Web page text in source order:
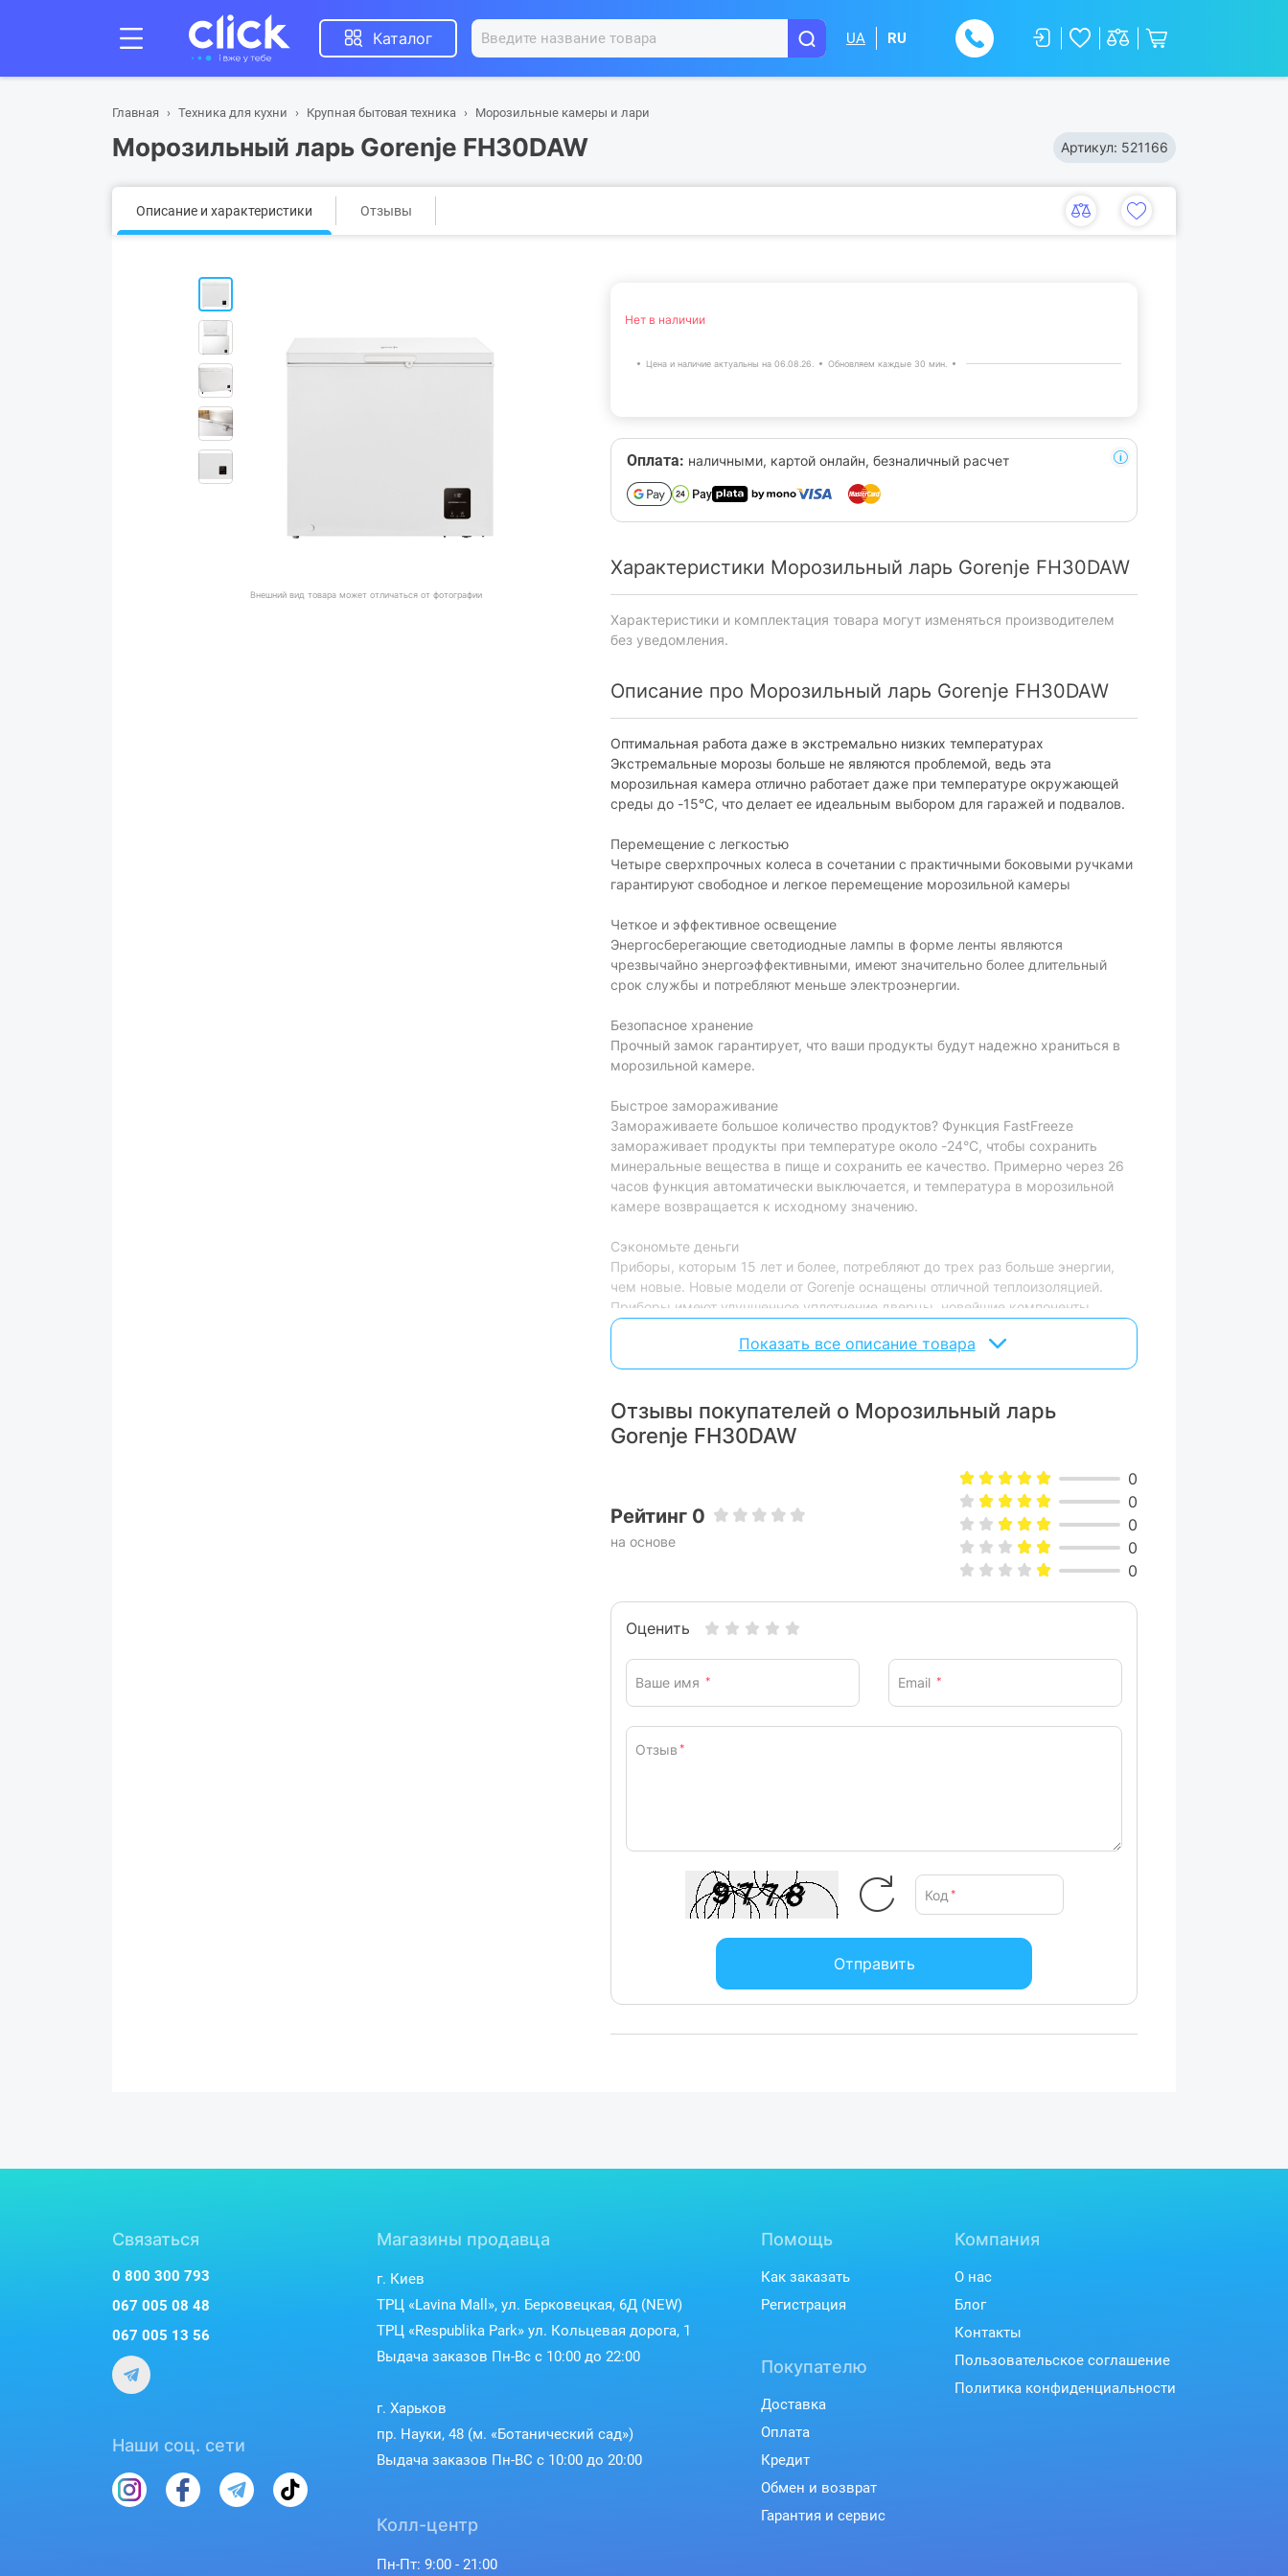
Каталог UA RU
Главная Техника для кухни Крупная бытовая техника Морозильные камеры и лари
Морозильный ларь Gorenje FH30DAW Артикул: 521166
Описание и характеристики Отзывы
Внешний вид товара может отличаться от фотографии
Нет в наличии
Цена и наличие актуальны на 06.08.26. Обновляем каждые 30 мин.
Оплата: наличными, картой онлайн, безналичный расчет
Характеристики Морозильный ларь Gorenje FH30DAW
Характеристики и комплектация товара могут изменяться производителем
без уведомления.
Описание про Морозильный ларь Gorenje FH30DAW
Оптимальная работа даже в экстремально низких температурах
Экстремальные морозы больше не являются проблемой, ведь эта
морозильная камера отлично работает даже при температуре окружающей
среды до -15°C, что делает ее идеальным выбором для гаражей и подвалов.
Перемещение с легкостью
Четыре сверхпрочных колеса в сочетании с практичными боковыми ручками
гарантируют свободное и легкое перемещение морозильной камеры
Четкое и эффективное освещение
Энергосберегающие светодиодные лампы в форме ленты являются
чрезвычайно энергоэффективными, имеют значительно более длительный
срок службы и потребляют меньше электроэнергии.
Безопасное хранение
Прочный замок гарантирует, что ваши продукты будут надежно храниться в
морозильной камере.
Быстрое замораживание
Замораживаете большое количество продуктов? Функция FastFreeze
замораживает продукты при температуре около -24°C, чтобы сохранить
минеральные вещества в пище и сохранить ее качество. Примерно через 26
часов функция автоматически выключается, и температура в морозильной
камере возвращается к исходному значению.
Сэкономьте деньги
Приборы, которым 15 лет и более, потребляют до трех раз больше энергии,
чем новые. Новые модели от Gorenje оснащены отличной теплоизоляцией.
Приборы имеют улучшенное уплотнение дверцы, новейшие компоненты
системы охлаждения и электронное управление, что снижает потребление
энергии до минимума.Показать все описание товара
Отзывы покупателей о Морозильный ларь
Gorenje FH30DAW
Рейтинг 0
на основе
0
0
0
0
0
Оценить
Ваше имя * Email *
Отзыв *
Код *
Отправить
Связаться
0 800 300 793
067 005 08 48
067 005 13 56
Наши соц. сети
Магазины продавца
г. Киев
ТРЦ «Lavina Mall», ул. Берковецкая, 6Д (NEW)
ТРЦ «Respublika Park» ул. Кольцевая дорога, 1
Выдача заказов Пн-Вс с 10:00 до 22:00
г. Харьков
пр. Науки, 48 (м. «Ботанический сад»)
Выдача заказов Пн-ВС с 10:00 до 20:00
Колл-центр
Пн-Пт: 9:00 - 21:00
Помощь
Как заказать
Регистрация
Покупателю
Доставка
Оплата
Кредит
Обмен и возврат
Гарантия и сервис
Компания
О нас
Блог
Контакты
Пользовательское соглашение
Политика конфиденциальности